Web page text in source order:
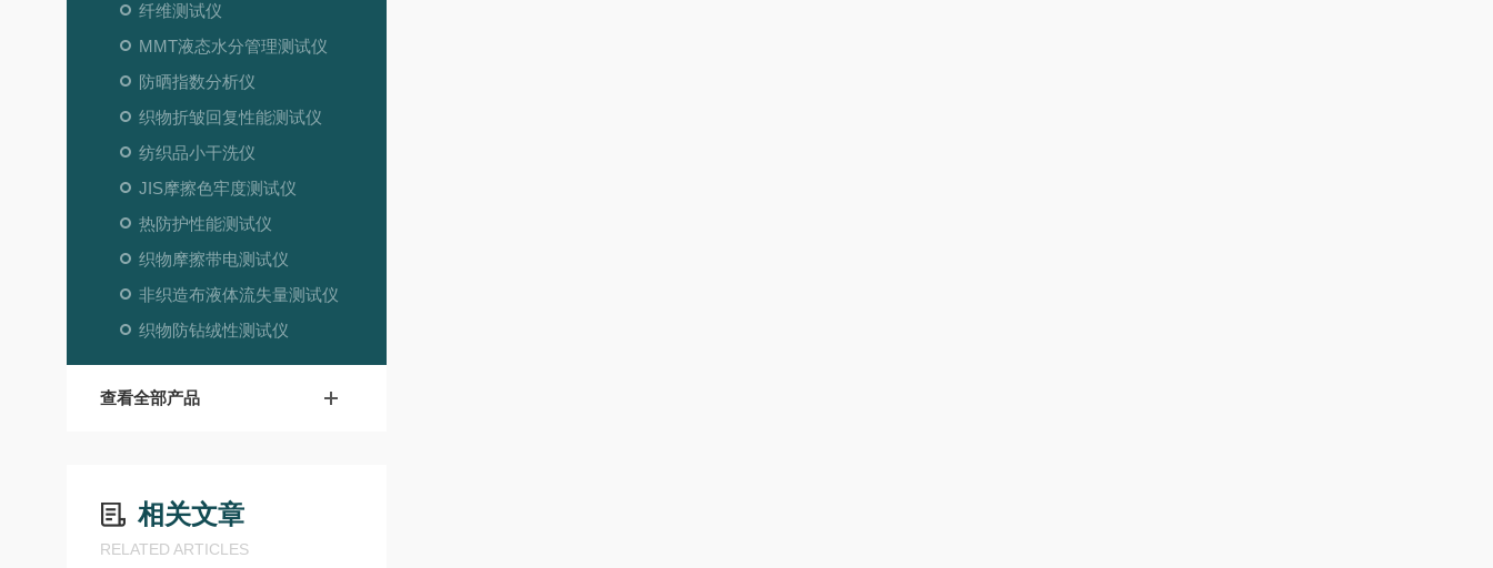
纤维测试仪
MMT液态水分管理测试仪
防晒指数分析仪
织物折皱回复性能测试仪
纺织品小干洗仪
JIS摩擦色牢度测试仪
热防护性能测试仪
织物摩擦带电测试仪
非织造布液体流失量测试仪
织物防钻绒性测试仪
查看全部产品
相关文章
RELATED ARTICLES